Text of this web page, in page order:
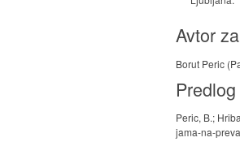
Avtor
Borut Peric
Peric, B.;
jama-na-